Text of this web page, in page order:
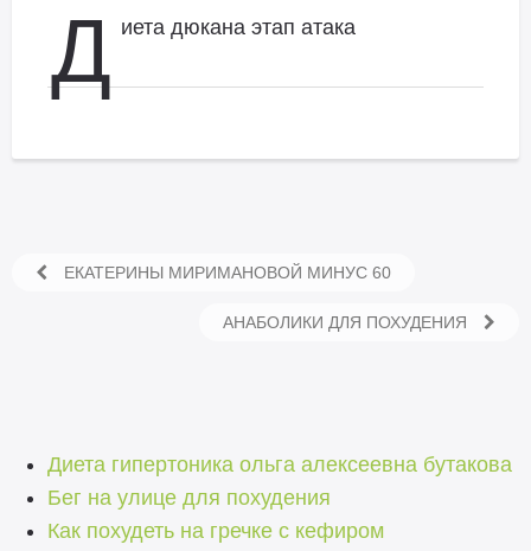
Д иета дюкана этап атака
ЕКАТЕРИНЫ МИРИМАНОВОЙ МИНУС 60
АНАБОЛИКИ ДЛЯ ПОХУДЕНИЯ
Диета гипертоника ольга алексеевна бутакова
Бег на улице для похудения
Как похудеть на гречке с кефиром